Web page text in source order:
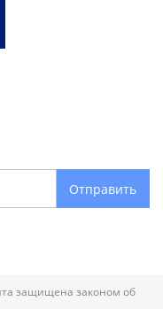
Отправить
защищена законом об